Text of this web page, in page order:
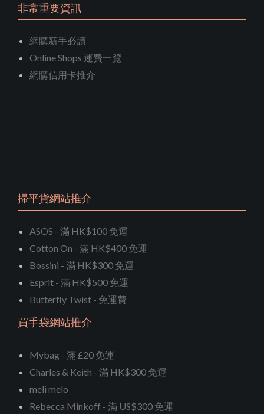
非常重要資訊
網購新手必讀
Online Shops 運費一覽
網購信用卡推介
掃平貨網站推介
ASOS - 滿 HK$100 免運
Cotton On - 滿 HK$400 免運
Bossini - 滿 HK$300 免運
Esprit - 滿 HK$500 免運
Butterfly Twist - 免運費
買手袋網站推介
Mybag - 滿 £20 免運
Charles & Keith - 滿 HK$300 免運
meli melo
Rebecca Minkoff - 滿 US$300 免運